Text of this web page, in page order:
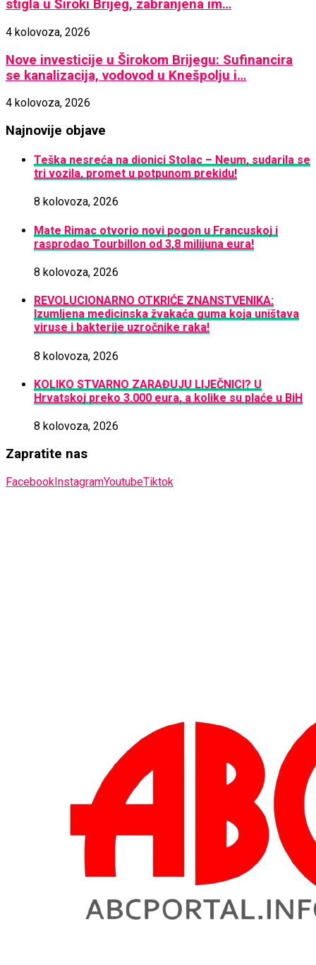
stigla u Široki Brijeg, zabranjena im…
4 kolovoza, 2026
Nove investicije u Širokom Brijegu: Sufinancira
se kanalizacija, vodovod u Knešpolju i…
4 kolovoza, 2026
Najnovije objave
Teška nesreća na dionici Stolac – Neum, sudarila se
tri vozila, promet u potpunom prekidu!
8 kolovoza, 2026
Mate Rimac otvorio novi pogon u Francuskoj i
rasprodao Tourbillon od 3,8 milijuna eura!
8 kolovoza, 2026
REVOLUCIONARNO OTKRIĆE ZNANSTVENIKA:
Izumljena medicinska žvakaća guma koja uništava
viruse i bakterije uzročnike raka!
8 kolovoza, 2026
KOLIKO STVARNO ZARAĐUJU LIJEČNICI? U
Hrvatskoj preko 3.000 eura, a kolike su plaće u BiH
8 kolovoza, 2026
Zapratite nas
FacebookInstagramYoutubeTiktok